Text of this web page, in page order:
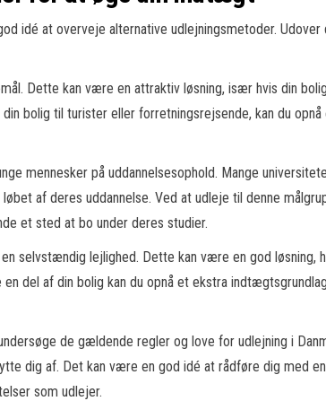
idé at overveje alternative udlejningsmetoder.
Dette kan være en attraktiv løsning, især hvis din
bolig til turister eller forretningsrejsende, kan du
mennesker på uddannelsesophold. Mange
af deres uddannelse. Ved at udleje til denne
et sted at bo under deres studier.
selvstændig lejlighed. Dette kan være en god løsning,
del af din bolig kan du opnå et ekstra
de gældende regler og love for udlejning i
dig af. Det kan være en god idé at rådføre dig med
som udlejer.